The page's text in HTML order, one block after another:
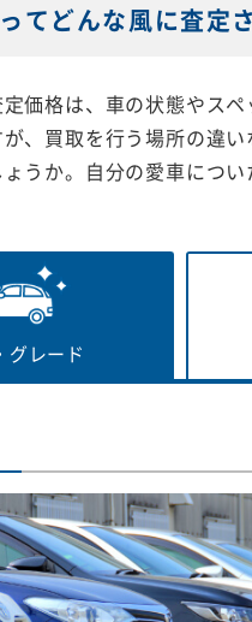
てどんな風に査定
価格は、車の状態やス
、買取を行う場所の違
うか。自分の愛車につ
グレード